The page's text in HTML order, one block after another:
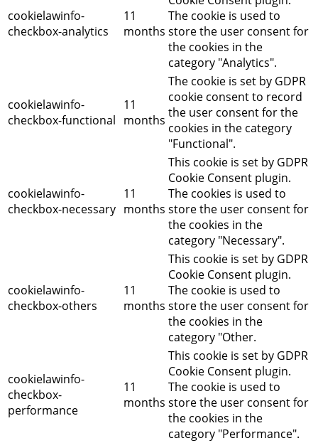
cookielawinfo-
checkbox-analytics
11
months
The cookie is used to
store the user consent for
the cookies in the
category "Analytics".
cookielawinfo-
checkbox-functional
11
months
The cookie is set by GDPR
cookie consent to record
the user consent for the
cookies in the category
"Functional".
cookielawinfo-
checkbox-necessary
11
months
This cookie is set by GDPR
Cookie Consent plugin.
The cookies is used to
store the user consent for
the cookies in the
category "Necessary".
cookielawinfo-
checkbox-others
11
months
This cookie is set by GDPR
Cookie Consent plugin.
The cookie is used to
store the user consent for
the cookies in the
category "Other.
cookielawinfo-
checkbox-
performance
11
months
This cookie is set by GDPR
Cookie Consent plugin.
The cookie is used to
store the user consent for
the cookies in the
category "Performance".